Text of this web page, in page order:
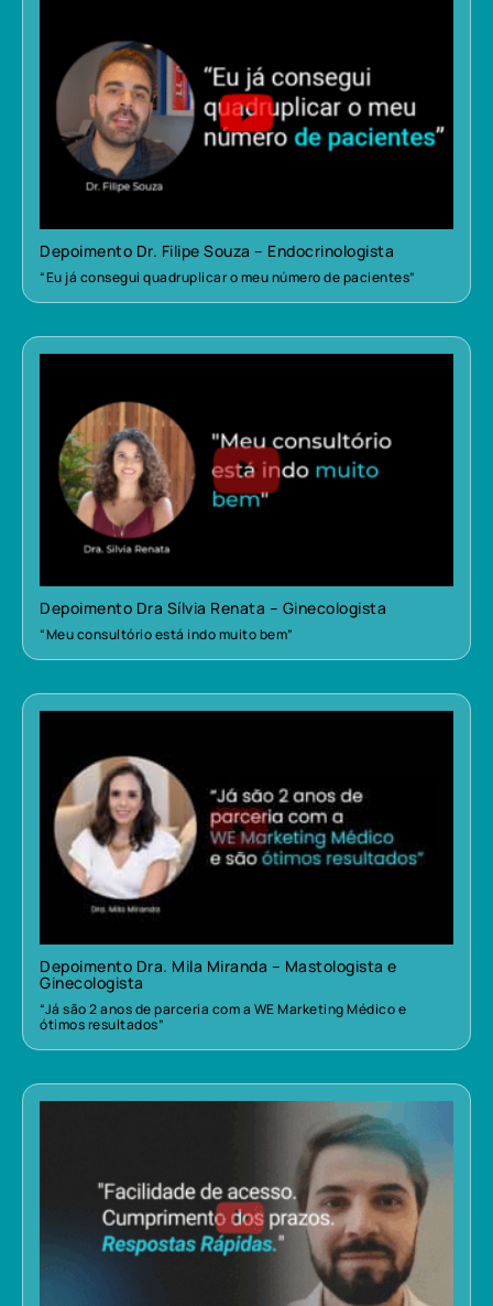
Depoimento Dr. Filipe Souza – Endocrinologista
“Eu já consegui quadruplicar o meu número de pacientes”
Depoimento Dra Sílvia Renata – Ginecologista
“Meu consultório está indo muito bem”
Depoimento Dra. Mila Miranda – Mastologista e
Ginecologista
“Já são 2 anos de parceria com a WE Marketing Médico e
ótimos resultados”